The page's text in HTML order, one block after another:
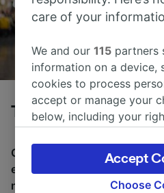
Tog fra Brest til
Gjennomsnittlig tid å reise fra
er 12 t 55m, over en avstand
normalt 14 tog per dag som
care of your
We and our115 partners
information on a device,
cookies to process
accept or manage your
below, including your
the privacy policy page.
signaled to our partners
browsing data. Your
Choose
Accept